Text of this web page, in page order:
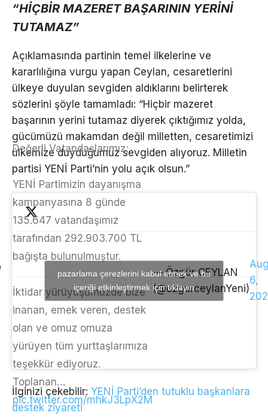
“HİÇBİR MAZERET BAŞARININ YERİNİ
TUTAMAZ”
Açıklamasında partinin temel ilkelerine ve
kararlılığına vurgu yapan Ceylan, cesaretlerini
ülkeye duyulan sevgiden aldıklarını belirterek
sözlerini şöyle tamamladı: “Hiçbir mazeret
başarının yerini tutamaz diyerek çıktığımız yolda,
gücümüzü makamdan değil milletten, cesaretimizi
ülkemize duyduğumuz sevgiden alıyoruz. Milletin
partisi YENİ Parti’nin yolu açık olsun.”
Değerli Vatandaşlarımız;
YENİ Partimizin dayanışma
kampanyasına 8 günde
135.647 vatandaşımız
tarafından 292.903.700 TL
bağışta bulunulmuştur.
İktidar yürüyüşümüzde bize
inanan, emek veren, destek
olan ve omuz omuza
yürüyen tüm yurttaşlarımıza
teşekkür ediyoruz.
Toplanan…
pic.twitter.com/mhkJ3LpX2M
— Özgür CEYLAN
(@ozgurceylanYeni)
6,
pazarlama çerezlerini kabul etmek ve bu
içeriği etkinleştirmek için tıklayın
İlginizi çekebilir: YENİ Parti’den tutuklu başkanlara
destek ziyareti